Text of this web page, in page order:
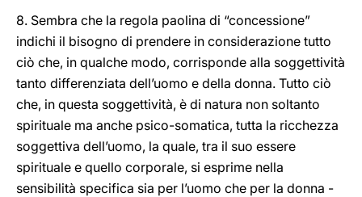
8. Sembra che la regola paolina di “concessione”
indichi il bisogno di prendere in considerazione tutto
ciò che, in qualche modo, corrisponde alla soggettività
tanto differenziata dell’uomo e della donna. Tutto ciò
che, in questa soggettività, è di natura non soltanto
spirituale ma anche psico-somatica, tutta la ricchezza
soggettiva dell’uomo, la quale, tra il suo essere
spirituale e quello corporale, si esprime nella
sensibilità specifica sia per l’uomo che per la donna -